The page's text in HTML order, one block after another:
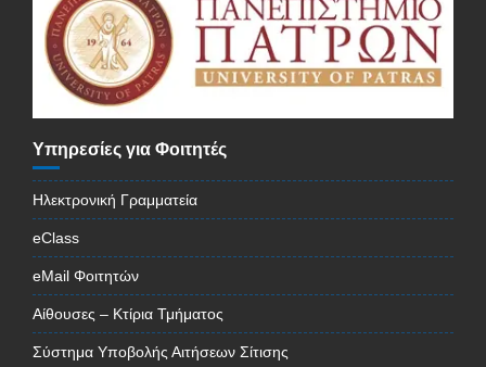
Υπηρεσίες για Φοιτητές
Ηλεκτρονική Γραμματεία
eClass
eMail Φοιτητών
Αίθουσες – Κτίρια Τμήματος
Σύστημα Υποβολής Αιτήσεων Σίτισης